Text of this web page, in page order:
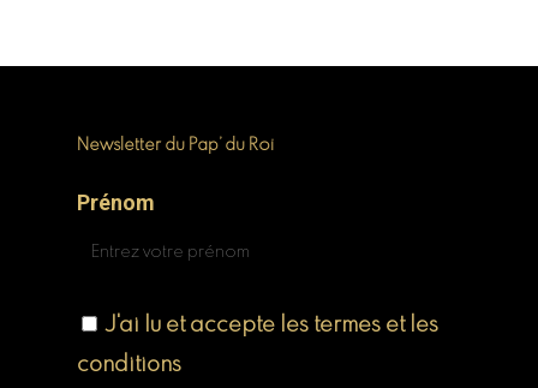
Newsletter du Pap’ du Roi
Prénom
J'ai lu et accepte les termes et les
conditions